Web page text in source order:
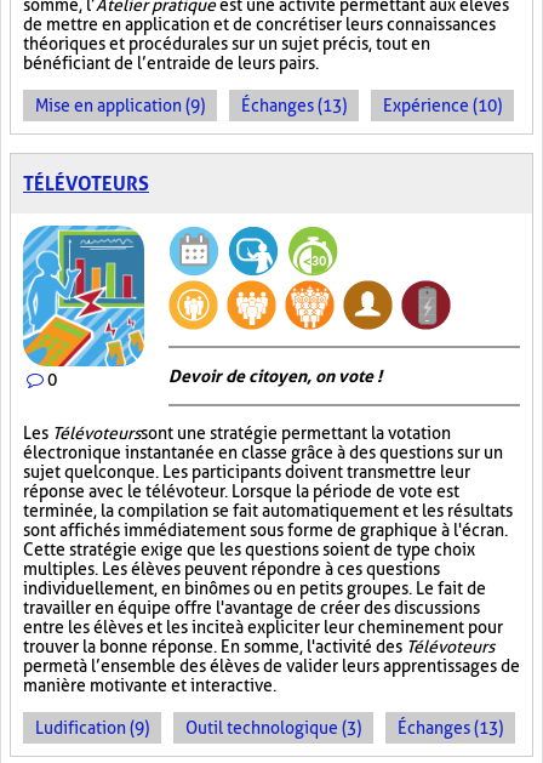
somme, l’Atelier pratiqueest une activité permettant aux élèves
de mettre en application et de concrétiser leurs connaissances
théoriques et procédurales sur un sujet précis, tout en
bénéficiant de l’entraide de leurs pairs.
Mise en application (9) Échanges (13) Expérience (10)
TÉLÉVOTEURS
0 Devoir de citoyen, on vote !
Les Télévoteurssont une stratégie permettant la votation
électronique instantanée en classe grâce à des questions sur un
sujet quelconque. Les participants doivent transmettre leur
réponse avec le télévoteur. Lorsque la période de vote est
terminée, la compilation se fait automatiquement et les résultats
sont affichés immédiatement sous forme de graphique à l'écran.
Cette stratégie exige que les questions soient de type choix
multiples. Les élèves peuvent répondre à ces questions
individuellement, en binômes ou en petits groupes. Le fait de
travailler en équipe offre l'avantage de créer des discussions
entre les élèves et les incite à expliciter leur cheminement pour
trouver la bonne réponse. En somme, l'activité des Télévoteurs
permet à l’ensemble des élèves de valider leurs apprentissages de
manière motivante et interactive.
Ludification (9) Outil technologique (3) Échanges (13)